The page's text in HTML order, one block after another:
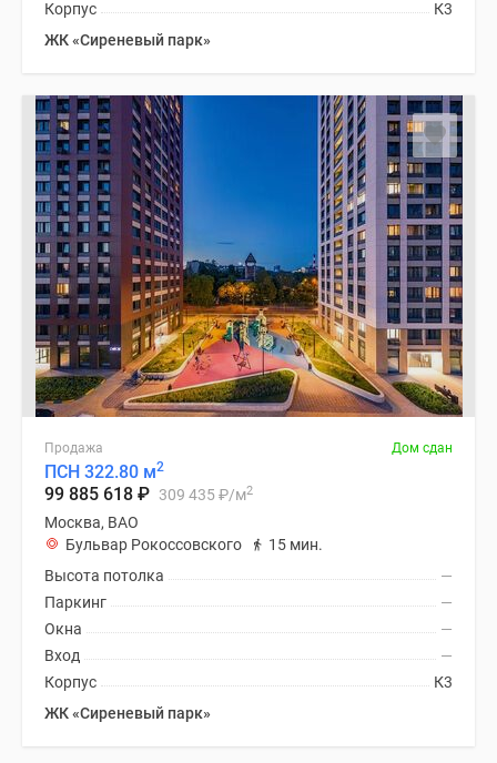
К3
Корпус
ЖК «Сиреневый парк»
Продажа Дом сдан
ПСН 322.80 м2
99 885 618 ₽ 309 435₽/м2
Москва, ВАО
Бульвар Рокоссовского
15 мин.
—
Высота потолка
—
Паркинг
—
Окна
—
Вход
К3
Корпус
ЖК «Сиреневый парк»